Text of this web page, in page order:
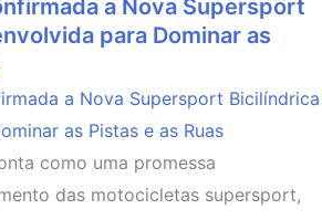
a Nova Supersport
para Dominar as
como uma promessa
das motocicletas supersport,